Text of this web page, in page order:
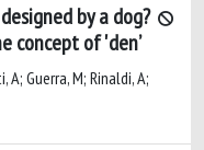
by a dog?
concept of 'den’
A; Guerra, M; Rinaldi, A;